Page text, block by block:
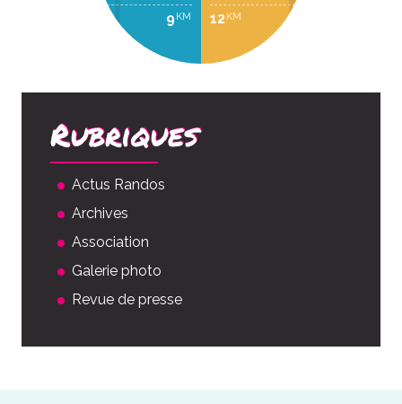
9 KM
12 KM
Rubriques
Actus Randos
Archives
Association
Galerie photo
Revue de presse